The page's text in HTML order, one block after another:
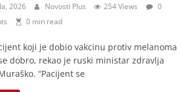
2026 Novosti Plus 254 Views
0
0 min read
koji je dobio vakcinu protiv melanoma
dobro, rekao je ruski ministar zdravlja
“Pacijent se